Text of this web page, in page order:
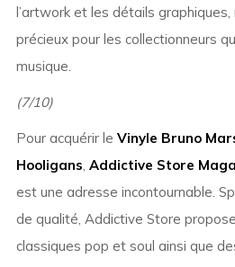
l’artwork et les détails graphiques,
précieux pour les collectionneurs
musique.
(7/10)
Pour acquérir le Vinyle Bruno
Hooligans Addictive Store
est une adresse incontournable.
de qualité, Addictive Store
classiques pop et soul ainsi que